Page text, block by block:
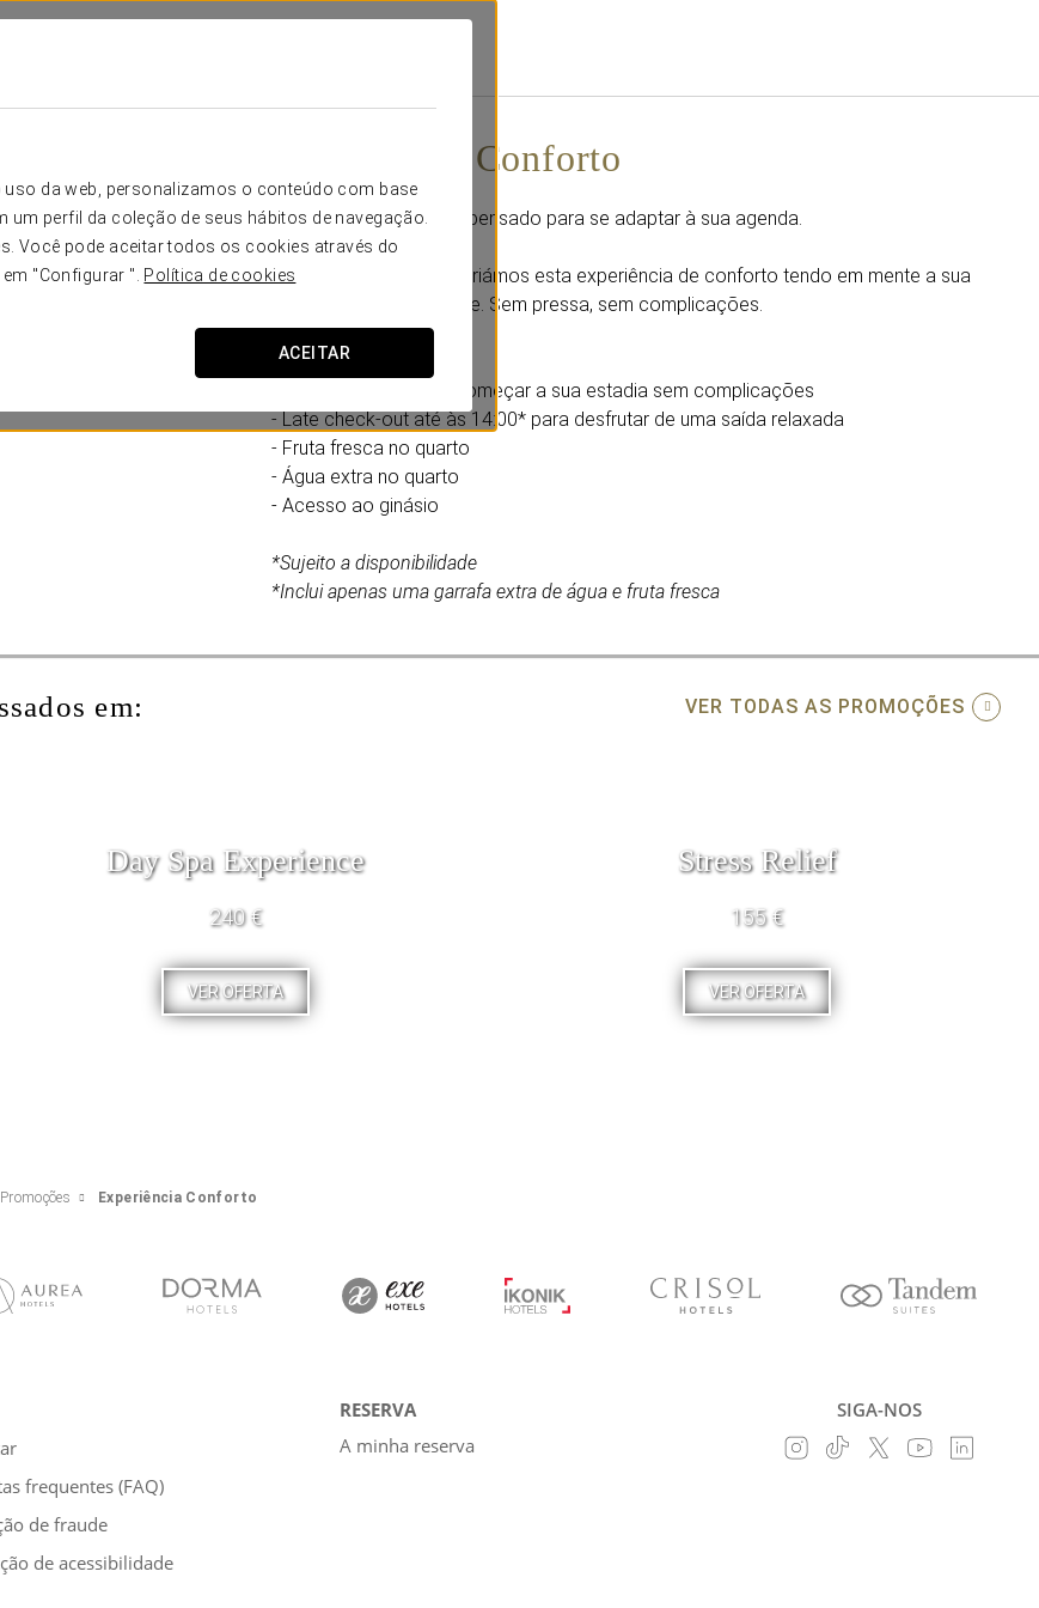
da web, personalizamos o conteúdo com base
perfil da coleção de seus hábitos de navegação.
Você pode aceitar todos os cookies através do
"Configurar ". Política de cookies
ACEITAR
Experiência Conforto
Horários flexíveis, tudo pensado para se adaptar à sua agenda.
No Eurostars Cascais, criámos esta experiência de conforto tendo em mente a sua
eficiência e comodidade. Sem pressa, sem complicações.
Inclui:
- Early check-in* para começar a sua estadia sem complicações
- Late check-out até às 14:00* para desfrutar de uma saída relaxada
- Fruta fresca no quarto
- Água extra no quarto
- Acesso ao ginásio
*Sujeito a disponibilidade
*Inclui apenas uma garrafa extra de água e fruta fresca
em: VER TODAS AS PROMOÇÕES
Day Spa Experience
240 €
VER OFERTA
Stress Relief
155 €
VER OFERTA
Promoções Experiência Conforto
frequentes (FAQ)
de fraude
de acessibilidade
RESERVA
A minha reserva
SIGA-NOS